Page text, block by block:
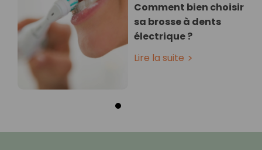
Comment bien choisir
sa brosse à dents
électrique ?
Lire la suite